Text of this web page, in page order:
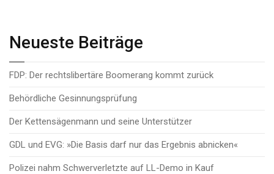
Neueste Beiträge
FDP: Der rechtslibertäre Boomerang kommt zurück
Behördliche Gesinnungsprüfung
Der Kettensägenmann und seine Unterstützer
GDL und EVG: »Die Basis darf nur das Ergebnis abnicken«
Polizei nahm Schwerverletzte auf LL-Demo in Kauf